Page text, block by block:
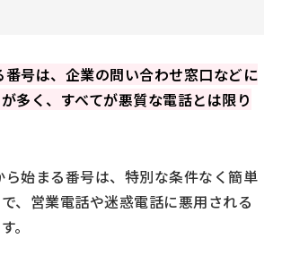
号は、企業の問い合わせ窓口などに
多く、すべてが悪質な電話とは限り
ら始まる番号は、特別な条件なく簡単
、営業電話や迷惑電話に悪用される
。